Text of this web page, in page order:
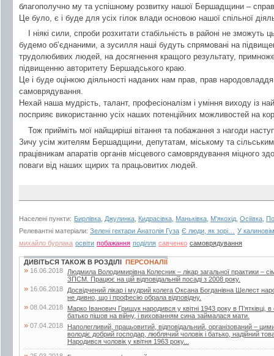
благополучно му та успішному розвитку нашої Бершадщини –
Це було, є і буде для усіх гілок влади основою нашої спільної
І ніякі сили, спроби розхитати стабільність в районі не
будемо об’єднаними, а зусилля наші будуть спрямовані на
трудолюбивих людей, на досягнення кращого результату,
підвищенню авторитету Бершадського краю.
Це і буде оцінкою діяльності наданих нам прав, прав
самоврядування.
Нехай наша мудрість, талант, професіоналізм і уміння виходу із
посприяє використанню усіх наших потенційних можливостей на
Тож прийміть мої найщиріші вітання та побажання з нагоди
Зичу усім жителям Бершадщини, депутатам, міському та
працівникам апаратів органів місцевого самоврядування міцного
поваги від наших щирих та працьовитих людей.
Населені пункти: Бирлівка Джулинка Кидрасівка Маньківка М'якохід Осіївка
Релевантні матеріали: Зелені гектари Анатолія Гуза Є люди, як зорі…
У
михайло бурлака освіти побажання поділля савченко самоврядування
ДИВІТЬСЯ ТАКОЖ В РОЗДІЛІ ПЕРСОНАЛІЇ
» 16.06.2018
Людмила Володимирівна Колесник – лікар загальної практики –
ЗПСМ. Працює на цій відповідальній посаді з 2008 року.
» 16.06.2018
Досвідчений лікар і мудрий колега Оксана Богданівна Шелест
не дивно, що і професію обрала відповідну.
» 08.04.2018
Марко Іванович Грищук народився у квітні 1943 року в П’ятківці,
батько пішов на війну, і вихованням сина займалася мати.
» 07.04.2018
Наполегливий, працьовитий, відповідальний, організований –
володіє добрий господар, люблячий чоловік і батько, надійний
Народився чоловік у квітня 1963 року...